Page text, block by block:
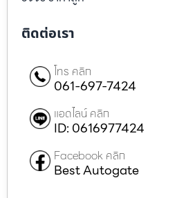
ติดต่อเรา
โทร คลิก
061-697-7424
แอดไลน์ คลิก
ID: 0616977424
Facebook คลิก
Best Autogate